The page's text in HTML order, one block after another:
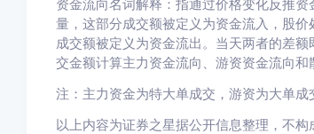
资金流向名词解释：指通过价格变化反推
量，这部分成交额被定义为资金流入，股
成交额被定义为资金流出。当天两者的差
交金额计算主力资金流向、游资资金流向和
注：主力资金为特大单成交，游资为大单成
以上内容为证券之星据公开信息整理，不构